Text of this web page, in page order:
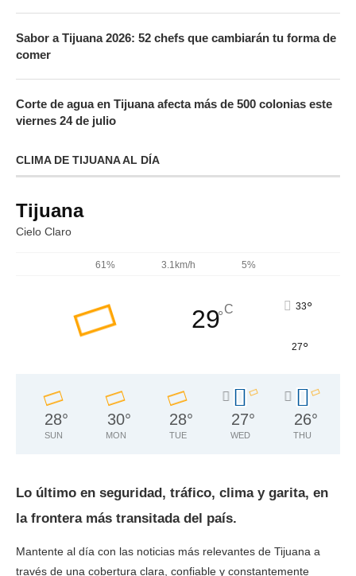
Sabor a Tijuana 2026: 52 chefs que cambiarán tu forma de
comer
Corte de agua en Tijuana afecta más de 500 colonias este
viernes 24 de julio
CLIMA DE TIJUANA AL DÍA
Tijuana
Cielo Claro
61% 3.1km/h 5%
29°C 33°
27°
28°
SUN
30°
MON
28°
TUE
27°
WED
26°
THU
Lo último en seguridad, tráfico, clima y garita, en
la frontera más transitada del país.
Mantente al día con las noticias más relevantes de Tijuana a
través de una cobertura clara, confiable y constantemente